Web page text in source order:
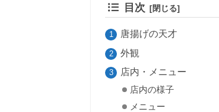
目次
唐揚げの天才
外観
店内・メニュー
店内の様子
メニュー